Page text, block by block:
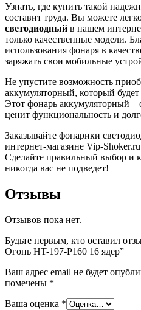
Узнать, где купить такой
составит труда. Вы можете
светодиодный в нашем
только качественные модели.
использования фонаря в
заряжать свои мобильные
Не упустите возможность
аккумуляторный, который
Этот фонарь аккумуляторный
ценит функциональность и
Заказывайте фонарики
интернет-магазине Vip-
Сделайте правильный выбор и
никогда вас не подведет!
Отзывы
Отзывов пока нет.
Будьте первым, кто оставил
Огонь HT-197-P160 16 ядер”
Ваш адрес email не будет
помечены *
Ваша оценка *